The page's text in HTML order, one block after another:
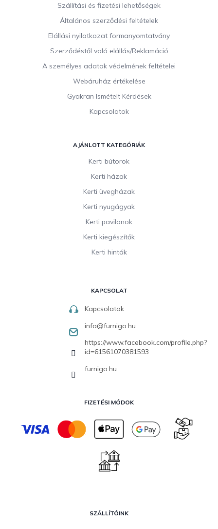
Szállítási és fizetési lehetőségek
Általános szerződési feltételek
Elállási nyilatkozat formanyomtatvány
Szerződéstől való elállás/Reklamáció
A személyes adatok védelmének feltételei
Webáruház értékelése
Gyakran Ismételt Kérdések
Kapcsolatok
AJÁNLOTT KATEGÓRIÁK
Kerti bútorok
Kerti házak
Kerti üvegházak
Kerti nyugágyak
Kerti pavilonok
Kerti kiegészítők
Kerti hinták
KAPCSOLAT
Kapcsolatok
info@furnigo.hu
https://www.facebook.com/profile.php?
id=61561070381593
furnigo.hu
FIZETÉSI MÓDOK
SZÁLLÍTÓINK